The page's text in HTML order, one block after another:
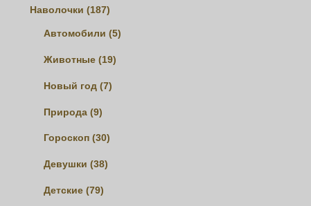
Наволочки (187)
Автомобили (5)
Животные (19)
Новый год (7)
Природа (9)
Гороскоп (30)
Девушки (38)
Детские (79)